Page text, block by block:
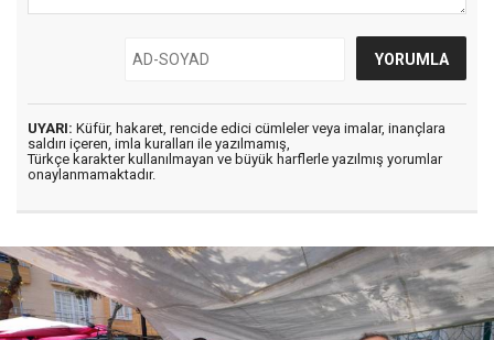
UYARI: Küfür, hakaret, rencide edici cümleler veya imalar, inançlara
saldırı içeren, imla kuralları ile yazılmamış,
Türkçe karakter kullanılmayan ve büyük harflerle yazılmış yorumlar
onaylanmamaktadır.